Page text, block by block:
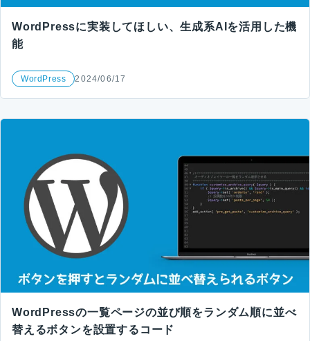
WordPressに実装してほしい、生成系AIを活用した機
能
WordPress 2024/06/17
WordPressの一覧ページの並び順をランダム順に並べ
替えるボタンを設置するコード